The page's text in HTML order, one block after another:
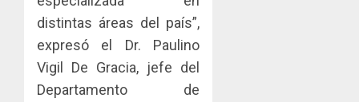
distintas áreas del país”,
expresó el Dr. Paulino
Vigil De Gracia, jefe del
Departamento de